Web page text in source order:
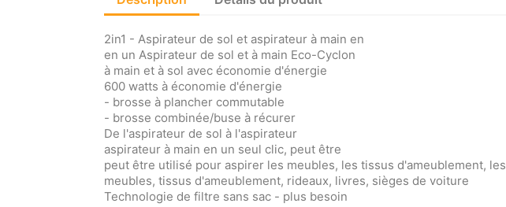
2in1 - Aspirateur de sol et aspirateur à main en
en un Aspirateur de sol et à main Eco-Cyclon
à main et à sol avec économie d'énergie
600 watts à économie d'énergie
- brosse à plancher commutable
- brosse combinée/buse à récurer
De l'aspirateur de sol à l'aspirateur
aspirateur à main en un seul clic, peut être
peut être utilisé pour aspirer les meubles, les tissus d'ameublement,
meubles, tissus d'ameublement, rideaux, livres, sièges de voiture
Technologie de filtre sans sac - plus besoin